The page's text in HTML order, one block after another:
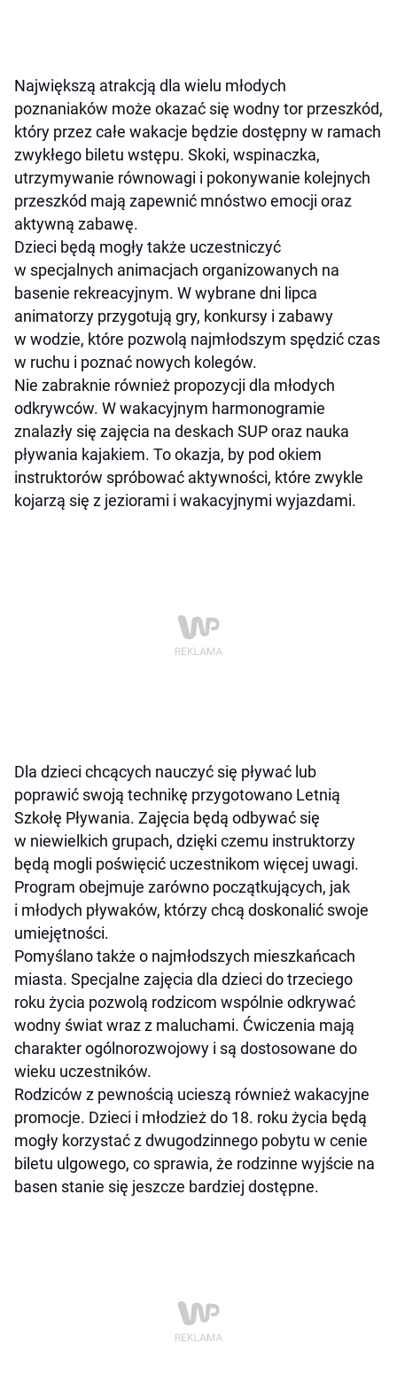
Największą atrakcją dla wielu młodych
poznaniaków może okazać się wodny tor przeszkód,
który przez całe wakacje będzie dostępny w ramach
zwykłego biletu wstępu. Skoki, wspinaczka,
utrzymywanie równowagi i pokonywanie kolejnych
przeszkód mają zapewnić mnóstwo emocji oraz
aktywną zabawę.
Dzieci będą mogły także uczestniczyć
w specjalnych animacjach organizowanych na
basenie rekreacyjnym. W wybrane dni lipca
animatorzy przygotują gry, konkursy i zabawy
w wodzie, które pozwolą najmłodszym spędzić czas
w ruchu i poznać nowych kolegów.
Nie zabraknie również propozycji dla młodych
odkrywców. W wakacyjnym harmonogramie
znalazły się zajęcia na deskach SUP oraz nauka
pływania kajakiem. To okazja, by pod okiem
instruktorów spróbować aktywności, które zwykle
kojarzą się z jeziorami i wakacyjnymi wyjazdami.
Dla dzieci chcących nauczyć się pływać lub
poprawić swoją technikę przygotowano Letnią
Szkołę Pływania. Zajęcia będą odbywać się
w niewielkich grupach, dzięki czemu instruktorzy
będą mogli poświęcić uczestnikom więcej uwagi.
Program obejmuje zarówno początkujących, jak
i młodych pływaków, którzy chcą doskonalić swoje
umiejętności.
Pomyślano także o najmłodszych mieszkańcach
miasta. Specjalne zajęcia dla dzieci do trzeciego
roku życia pozwolą rodzicom wspólnie odkrywać
wodny świat wraz z maluchami. Ćwiczenia mają
charakter ogólnorozwojowy i są dostosowane do
wieku uczestników.
Rodziców z pewnością ucieszą również wakacyjne
promocje. Dzieci i młodzież do 18. roku życia będą
mogły korzystać z dwugodzinnego pobytu w cenie
biletu ulgowego, co sprawia, że rodzinne wyjście na
basen stanie się jeszcze bardziej dostępne.